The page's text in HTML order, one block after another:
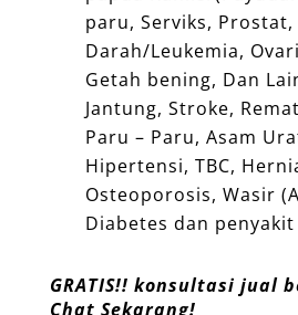
paru, Serviks, Prostat,
Darah/Leukemia,
Getah bening, Dan
Jantung, Stroke,
Paru – Paru, Asam
Hipertensi, TBC,
Osteoporosis, Wasir
Diabetes dan
GRATIS!! konsultasi jual
Chat Sekarang!